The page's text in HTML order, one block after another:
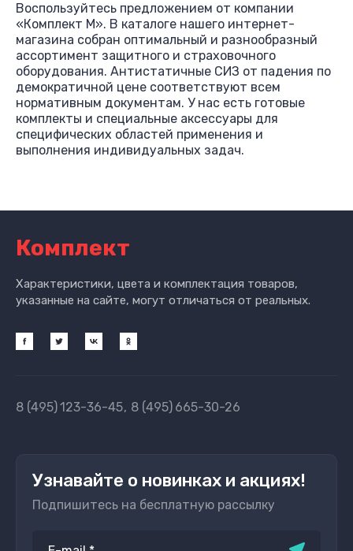
Воспользуйтесь предложением от компании
«Комплект М». В каталоге нашего интернет-
магазина собран оптимальный и разнообразный
ассортимент защитного и страховочного
оборудования. Антистатичные СИЗ от падения по
демократичной цене соответствуют всем
нормативным документам. У нас есть готовые
комплекты и специальные аксессуары для
специфических областей применения и
выполнения индивидуальных задач.
Комплект
Характеристики, цвета и комплектация товаров,
указанные на сайте, могут отличаться от реальных.
8 (495)123-36-45 8 (495) 665-30-26
Узнавайте о новинках и акциях!
Подпишитесь на бесплатную рассылку